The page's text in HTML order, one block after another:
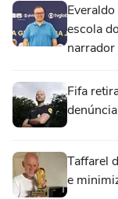
escola
Fifa
Taffarel
e